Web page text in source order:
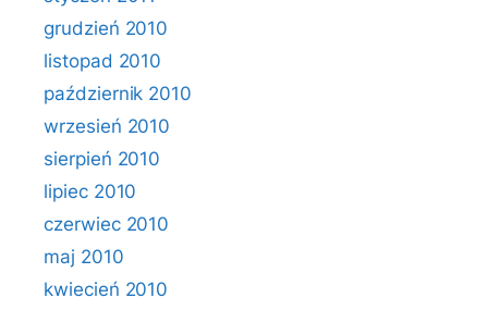
grudzień 2010
listopad 2010
październik 2010
wrzesień 2010
sierpień 2010
lipiec 2010
czerwiec 2010
maj 2010
kwiecień 2010